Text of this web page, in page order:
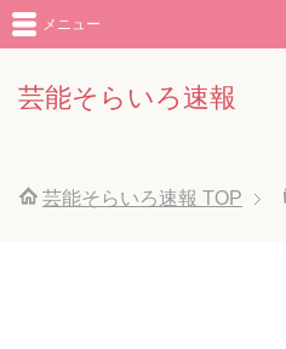
芸能そらいろ速報
メニュー
芸能そらいろ速報 TOP